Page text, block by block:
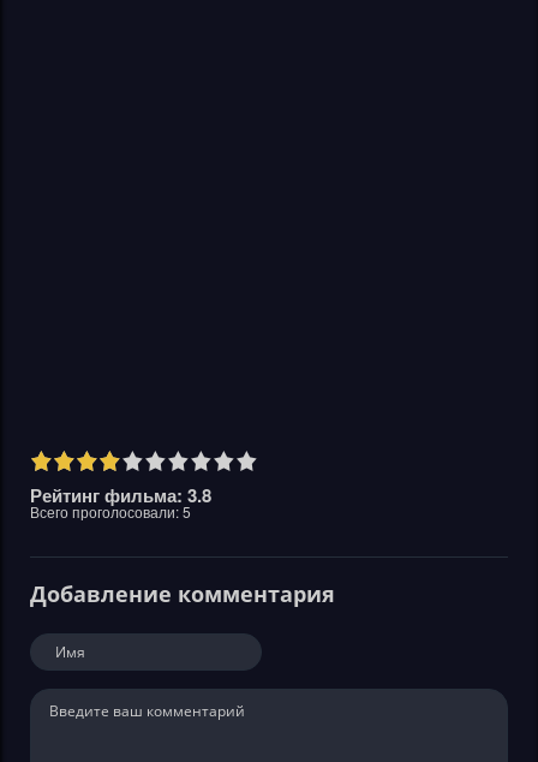
Рейтинг фильма: 3.8
Всего проголосовали:5
Добавление комментария